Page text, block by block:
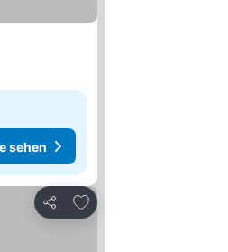
sehen
Teilen
Zu Favoriten hinzufügen